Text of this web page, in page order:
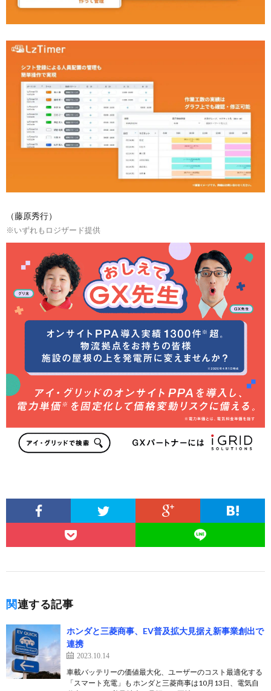
（藤原秀行）
※いずれもロジザード提供
関連する記事
ホンダと三菱商事、EV普及拡大見据え新事業創出で
連携
2023.10.14
車載バッテリーの価値最大化、ユーザーのコスト最適化する
「スマート充電」も ホンダと三菱商事は10月13日、電気自